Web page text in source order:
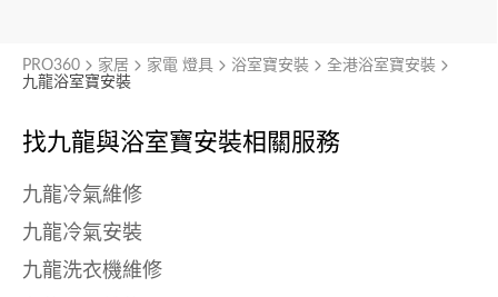
找九龍與浴室寶安裝相關服務
九龍冷氣維修
九龍冷氣安裝
九龍洗衣機維修
PRO360 家居 家電 燈具 浴室寶安裝
全港浴室寶安裝
九龍浴室寶安裝